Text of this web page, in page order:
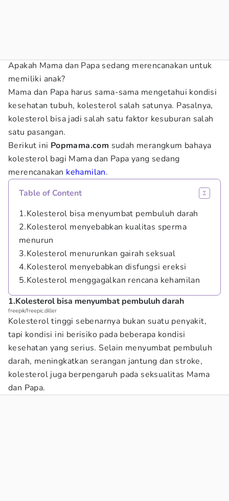
Apakah Mama dan Papa sedang merencanakan untuk
memiliki anak?
Mama dan Papa harus sama-sama mengetahui kondisi
kesehatan tubuh, kolesterol salah satunya. Pasalnya,
kolesterol bisa jadi salah satu faktor kesuburan salah
satu pasangan.
Berikut ini Popmama.com sudah merangkum bahaya
kolesterol bagi Mama dan Papa yang sedang
merencanakan kehamilan.
Table of Content
1.Kolesterol bisa menyumbat pembuluh darah
2.Kolesterol menyebabkan kualitas sperma
menurun
3.Kolesterol menurunkan gairah seksual
4.Kolesterol menyebabkan disfungsi ereksi
5.Kolesterol menggagalkan rencana kehamilan
1.Kolesterol bisa menyumbat pembuluh darah
freepik/freepic.diller
Kolesterol tinggi sebenarnya bukan suatu penyakit,
tapi kondisi ini berisiko pada beberapa kondisi
kesehatan yang serius. Selain menyumbat pembuluh
darah, meningkatkan serangan jantung dan stroke,
kolesterol juga berpengaruh pada seksualitas Mama
dan Papa.